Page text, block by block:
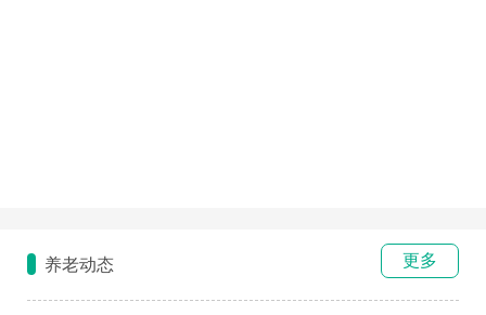
养老动态 更多